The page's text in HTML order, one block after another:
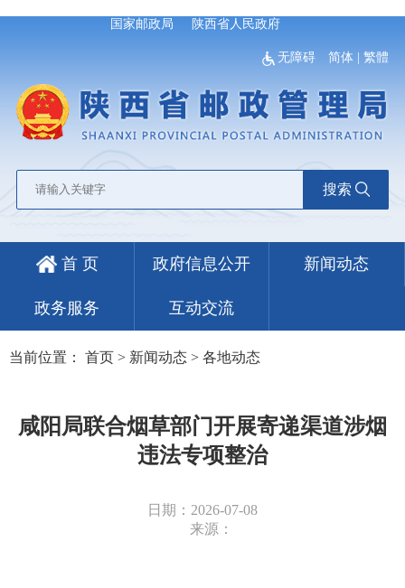
国家邮政局 陕西省人民政府
无障碍 简体 |繁體
搜索
首 页 政府信息公开 新闻动态
政务服务 互动交流
当前位置： 首页 > 新闻动态 > 各地动态
咸阳局联合烟草部门开展寄递渠道涉烟
违法专项整治
日期：2026-07-08
来源：